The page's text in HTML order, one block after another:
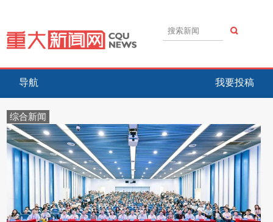
导航 我要投稿
综合新闻